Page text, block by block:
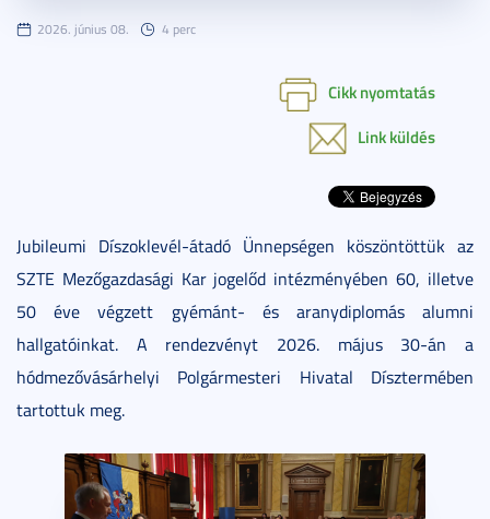
2026. június 08. 4 perc
Cikk nyomtatás
Link küldés
Jubileumi Díszoklevél-átadó Ünnepségen köszöntöttük az
SZTE Mezőgazdasági Kar jogelőd intézményében 60, illetve
50 éve végzett gyémánt- és aranydiplomás alumni
hallgatóinkat. A rendezvényt 2026. május 30-án a
hódmezővásárhelyi Polgármesteri Hivatal Dísztermében
tartottuk meg.